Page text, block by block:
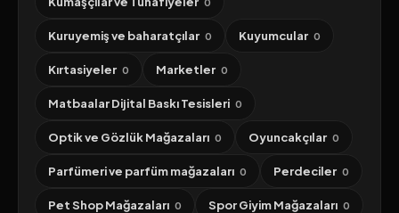
Kuruyemiş ve baharatçılar 0 Kuyumcular 0
Kırtasiyeler 0 Marketler 0
Matbaalar Dijital Baskı Tesisleri 0
Optik ve Gözlük Mağazaları 0 Oyuncakçılar 0
Parfümeri ve parfüm mağazaları 0 Perdeciler 0
Pet Shop Mağazaları 0 Spor Giyim Mağazaları 0